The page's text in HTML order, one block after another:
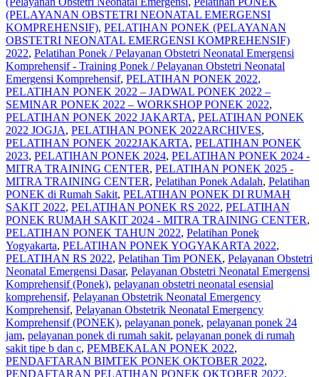
(PELAYANAN OBSTETRI NEONATAL EMERGENSI
KOMPREHENSIF), PELATIHAN PONEK (PELAYANAN
OBSTETRI NEONATAL EMERGENSI KOMPREHENSIF)
2022, Pelatihan Ponek / Pelayanan Obstetri Neonatal Emergensi
Komprehensif - Training Ponek / Pelayanan Obstetri Neonatal
Emergensi Komprehensif, PELATIHAN PONEK 2022,
PELATIHAN PONEK 2022 – JADWAL PONEK 2022 –
SEMINAR PONEK 2022 – WORKSHOP PONEK 2022,
PELATIHAN PONEK 2022 JAKARTA, PELATIHAN PONEK
2022 JOGJA, PELATIHAN PONEK 2022ARCHIVES,
PELATIHAN PONEK 2022JAKARTA, PELATIHAN PONEK
2023, PELATIHAN PONEK 2024, PELATIHAN PONEK 2024 -
MITRA TRAINING CENTER, PELATIHAN PONEK 2025 -
MITRA TRAINING CENTER, Pelatihan Ponek Adalah, Pelatihan
PONEK di Rumah Sakit, PELATIHAN PONEK DI RUMAH
SAKIT 2022, PELATIHAN PONEK RS 2022, PELATIHAN
PONEK RUMAH SAKIT 2024 - MITRA TRAINING CENTER,
PELATIHAN PONEK TAHUN 2022, Pelatihan Ponek
Yogyakarta, PELATIHAN PONEK YOGYAKARTA 2022,
PELATIHAN RS 2022, Pelatihan Tim PONEK, Pelayanan Obstetri
Neonatal Emergensi Dasar, Pelayanan Obstetri Neonatal Emergensi
Komprehensif (Ponek), pelayanan obstetri neonatal esensial
komprehensif, Pelayanan Obstetrik Neonatal Emergency
Komprehensif, Pelayanan Obstetrik Neonatal Emergency
Komprehensif (PONEK), pelayanan ponek, pelayanan ponek 24
jam, pelayanan ponek di rumah sakit, pelayanan ponek di rumah
sakit tipe b dan c, PEMBEKALAN PONEK 2022,
PENDAFTARAN BIMTEK PONEK OKTOBER 2022,
PENDAFTARAN PELATIHAN PONEK OKTOBER 2022,